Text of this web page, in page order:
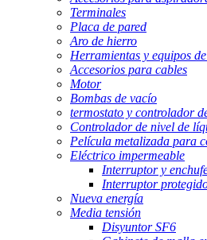
Terminales
Placa de pared
Aro de hierro
Herramientas y equipos
Accesorios para cables
Motor
Bombas de vacío
termostato y controlador
Controlador de nivel de
Película metalizada para
Eléctrico impermeable
Interruptor y
Interruptor
Nueva energía
Media tensión
Disyuntor SF6